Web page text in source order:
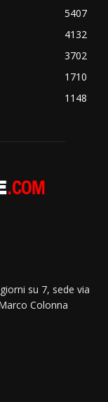
5407
4132
3702
1710
1148
su 7, sede via
Colonna